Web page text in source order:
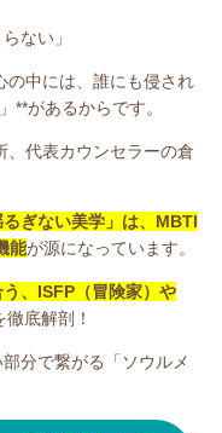
ない」
の中には、誰にも侵され
**があるからです。
、代表カウンセラーの倉
るぎない美学」は、MBTI
能が源になっています。
、ISFP（冒険家）や
徹底解剖！
分で繋がる「ソウルメ